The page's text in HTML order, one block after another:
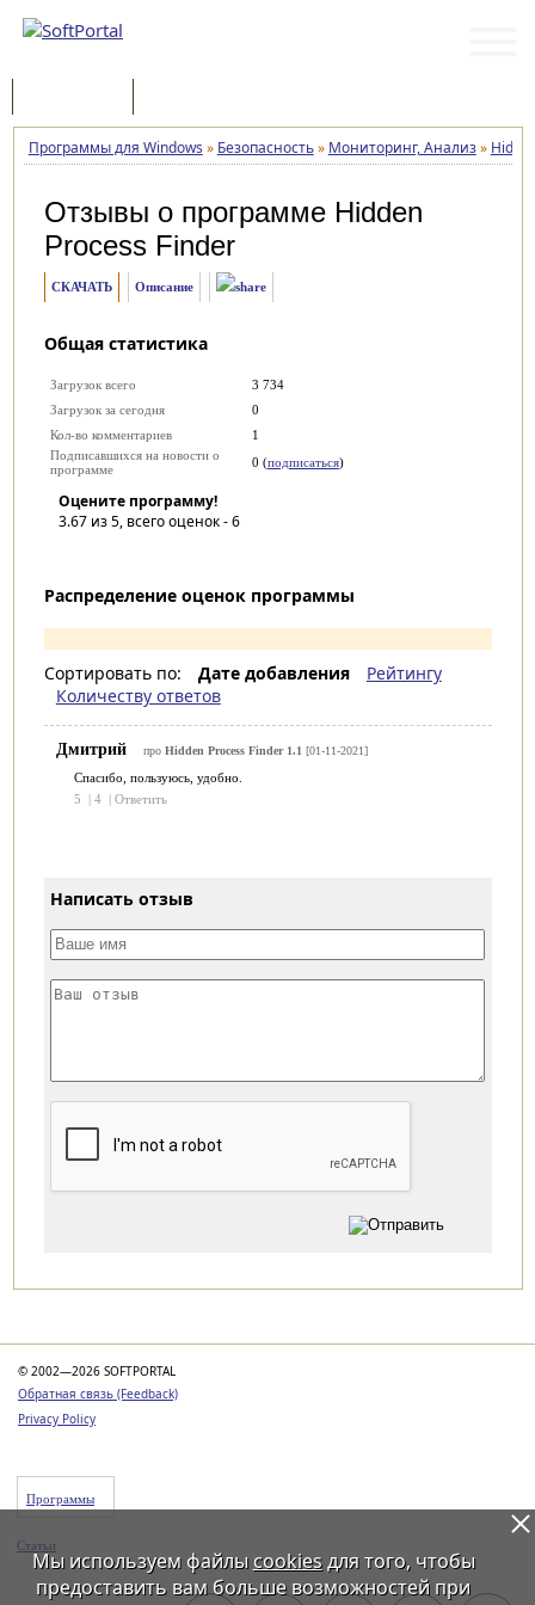
Программы для Windows » Безопасность» Мониторинг, Анализ»
Отзывы о программе Hidden
Process Finder
СКАЧАТЬ Описание
Общая статистика
Загрузок всего
3 734
Загрузок за сегодня
0
Кол-во комментариев
1
Подписавшихся на новости о
программе
0 (подписаться)
Оцените программу!
3.67из 5, всего оценок -6
Распределение оценок программы
Сортировать по: Дате добавления
Рейтингу
Количеству ответов
Дмитрий про Hidden Process Finder 1.1 [01-11-2021]
Спасибо, пользуюсь, удобно.
5
| 4 | Ответить
Написать отзыв
© 2002—2026 SOFTPORTAL
Обратная связь (Feedback)
Privacy Policy
Программы
Статьи
Мы используем файлы cookiesдля того, чтобы
предоставить вам больше возможностей при